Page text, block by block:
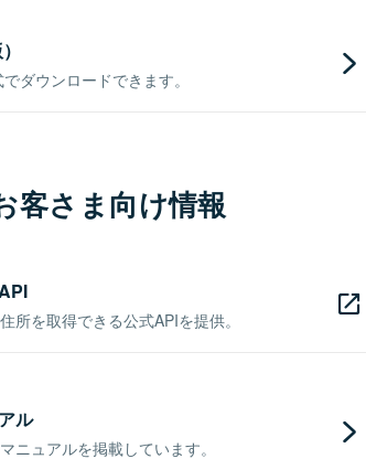
ダウンロードできます。
客さま向け情報
所を取得できる公式APIを提供。
ル
ニュアルを掲載しています。